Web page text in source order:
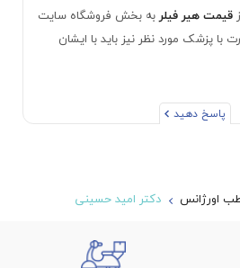
قیمت هیر فیلربه بخش فروشگاه سایت
با پزشک مورد نظر نیز باید با ایشان
پاسخ دهید
اورژانس دکتر امید حسینی